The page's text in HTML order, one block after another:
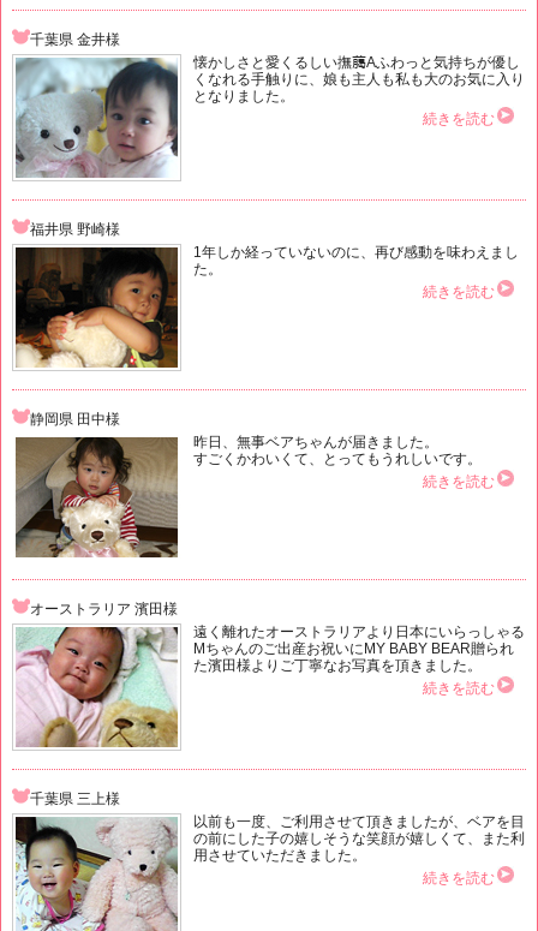
千葉県 金井様
懐かしさと愛くるしい撫﨟Aふわっと気持ちが優し
くなれる手触りに、娘も主人も私も大のお気に入り
となりました。
続きを読む
福井県 野崎様
1年しか経っていないのに、再び感動を味わえまし
た。
続きを読む
静岡県 田中様
昨日、無事ベアちゃんが届きました。
すごくかわいくて、とってもうれしいです。
続きを読む
オーストラリア 濱田様
遠く離れたオーストラリアより日本にいらっしゃる
Mちゃんのご出産お祝いにMY BABY BEAR贈られ
た濱田様よりご丁寧なお写真を頂きました。
続きを読む
千葉県 三上様
以前も一度、ご利用させて頂きましたが、ベアを目
の前にした子の嬉しそうな笑顔が嬉しくて、また利
用させていただきました。
続きを読む